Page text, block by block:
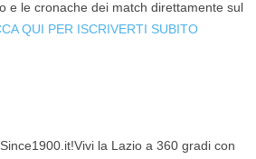
e le cronache dei match direttamente sul
QUI PER ISCRIVERTI SUBITO
la Lazio a 360 gradi con